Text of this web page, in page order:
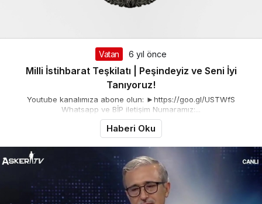
Vatan 6 yıl önce
Milli İstihbarat Teşkilatı | Peşindeyiz ve Seni İyi
Tanıyoruz!
Youtube kanalımıza abone olun: ►https://goo.gl/USTWfS
Whatsapp ve BİP iletişim Numaramız:...
Haberi Oku